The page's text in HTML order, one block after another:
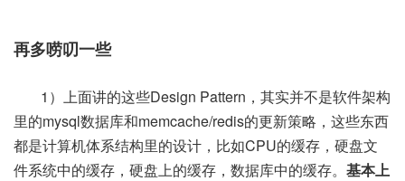
再多唠叨一些
1）上面讲的这些Design Pattern，其实并不是软件架构
里的mysql数据库和memcache/redis的更新策略，这些东西
都是计算机体系结构里的设计，比如CPU的缓存，硬盘文
件系统中的缓存，硬盘上的缓存，数据库中的缓存。 基本上